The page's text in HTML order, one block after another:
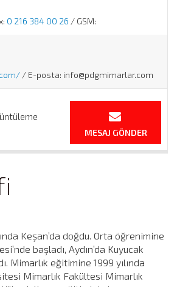
0 216 384 00 26 / GSM:
/ E-posta: info@pdgmimarlar.com
MESAJ GÖNDER
Keşan’da doğdu. Orta öğrenimine
başladı, Aydın’da Kuyucak
Mimarlık eğitimine 1999 yılında
Mimarlık Fakültesi Mimarlık